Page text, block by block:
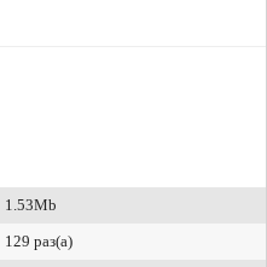
1.53Mb
129 раз(а)